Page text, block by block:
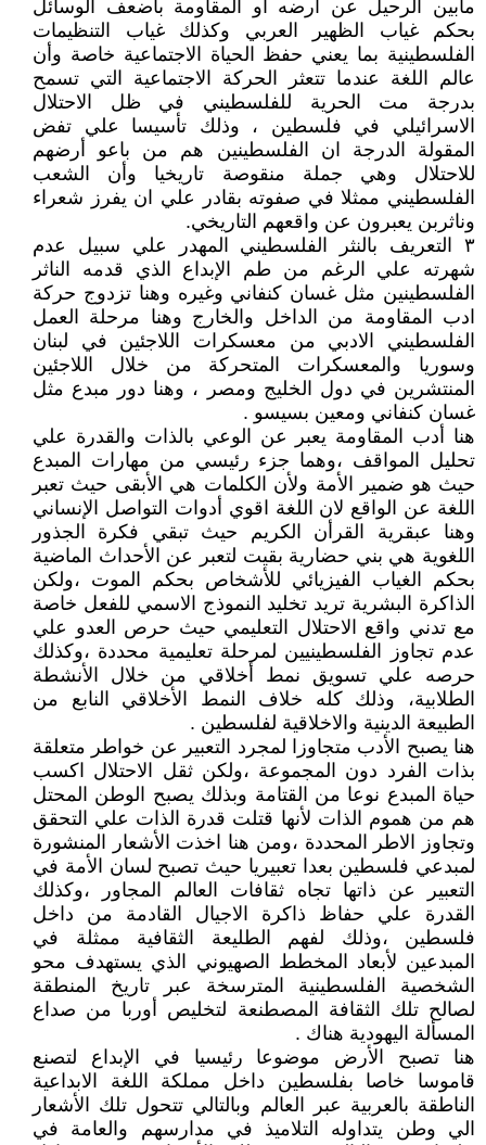
مابين الرحيل عن أرضه او المقاومة بأضعف الوسائل
بحكم غياب الظهير العربي وكذلك غياب التنظيمات
الفلسطينية بما يعني حفظ الحياة الاجتماعية خاصة وأن
عالم اللغة عندما تتعثر الحركة الاجتماعية التي تسمح
بدرجة مت الحرية للفلسطيني في ظل الاحتلال
الاسرائيلي في فلسطين ، وذلك تأسيسا علي تفض
المقولة الدرجة ان الفلسطينين هم من باعو أرضهم
للاحتلال وهي جملة منقوصة تاريخيا وأن الشعب
الفلسطيني ممثلا في صفوته بقادر علي ان يفرز شعراء
وناثربن يعبرون عن واقعهم التاريخي.
٣ التعريف بالنثر الفلسطيني المهدر علي سبيل عدم
شهرته علي الرغم من طم الإبداع الذي قدمه الناثر
الفلسطينين مثل غسان كنفاني وغيره وهنا تزدوج حركة
ادب المقاومة من الداخل والخارج وهنا مرحلة العمل
الفلسطيني الادبي من معسكرات اللاجئين في لبنان
وسوريا والمعسكرات المتحركة من خلال اللاجئين
المنتشرين في دول الخليج ومصر ، وهنا دور مبدع مثل
غسان كنفاني ومعين بسيسو .
هنا أدب المقاومة يعبر عن الوعي بالذات والقدرة علي
تحليل المواقف ،وهما جزء رئيسي من مهارات المبدع
حيث هو ضمير الأمة ولأن الكلمات هي الأبقى حيث تعبر
اللغة عن الواقع لان اللغة اقوي أدوات التواصل الإنساني
وهنا عبقرية القرأن الكريم حيث تبقي فكرة الجذور
اللغوية هي بني حضارية بقيت لتعبر عن الأحداث الماضية
بحكم الغياب الفيزيائي للأشخاص بحكم الموت ،ولكن
الذاكرة البشرية تريد تخليد النموذج الاسمي للفعل خاصة
مع تدني واقع الاحتلال التعليمي حيث حرص العدو علي
عدم تجاوز الفلسطينيين لمرحلة تعليمية محددة ،وكذلك
حرصه علي تسويق نمط أخلاقي من خلال الأنشطة
الطلابية، وذلك كله خلاف النمط الأخلاقي النابع من
الطبيعة الدينية والاخلاقية لفلسطين .
هنا يصبح الأدب متجاوزا لمجرد التعبير عن خواطر متعلقة
بذات الفرد دون المجموعة ،ولكن ثقل الاحتلال اكسب
حياة المبدع نوعا من القتامة وبذلك يصبح الوطن المحتل
هم من هموم الذات لأنها قتلت قدرة الذات علي التحقق
وتجاوز الاطر المحددة ،ومن هنا اخذت الأشعار المنشورة
لمبدعي فلسطين بعدا تعبيريا حيث تصبح لسان الأمة في
التعبير عن ذاتها تجاه ثقافات العالم المجاور ،وكذلك
القدرة علي حفاظ ذاكرة الاجيال القادمة من داخل
فلسطين ،وذلك لفهم الطليعة الثقافية ممثلة في
المبدعين لأبعاد المخطط الصهيوني الذي يستهدف محو
الشخصية الفلسطينية المترسخة عبر تاريخ المنطقة
لصالح تلك الثقافة المصطنعة لتخليص أوربا من صداع
المسألة اليهودية هناك .
هنا تصبح الأرض موضوعا رئيسيا في الإبداع لتصنع
قاموسا خاصا بفلسطين داخل مملكة اللغة الابداعية
الناطقة بالعربية عبر العالم وبالتالي تتحول تلك الأشعار
الي وطن يتداوله التلاميذ في مدارسهم والعامة في